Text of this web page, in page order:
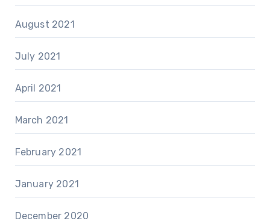
August 2021
July 2021
April 2021
March 2021
February 2021
January 2021
December 2020